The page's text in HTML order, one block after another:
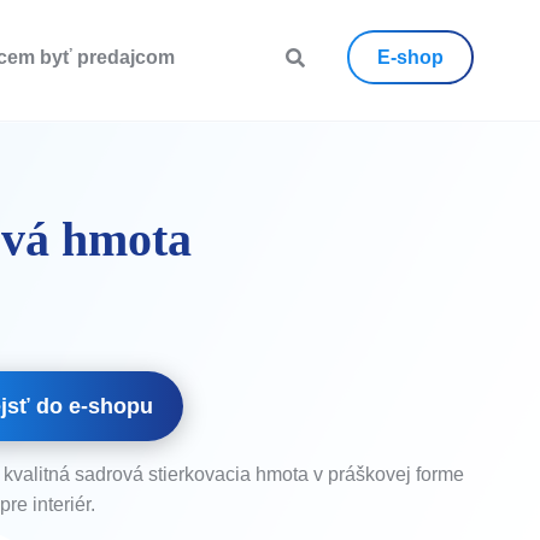
byť predajcom E-shop
hmota
do e-shopu
sadrová stierkovacia hmota v práškovej forme
interiér.